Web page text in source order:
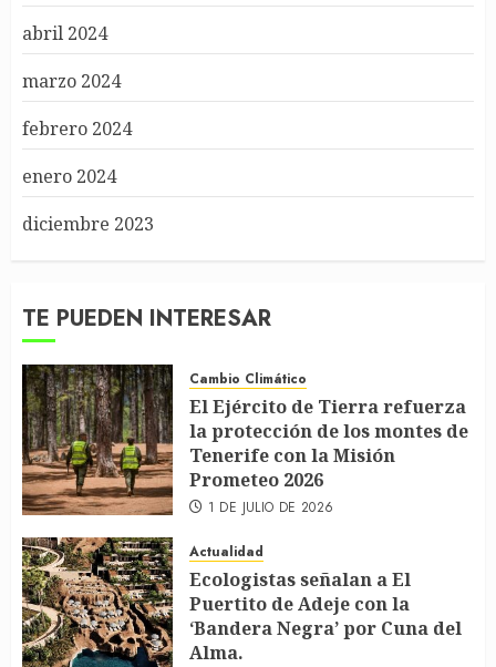
abril 2024
marzo 2024
febrero 2024
enero 2024
diciembre 2023
TE PUEDEN INTERESAR
Cambio Climático
El Ejército de Tierra refuerza
la protección de los montes de
Tenerife con la Misión
Prometeo 2026
1 DE JULIO DE 2026
Actualidad
Ecologistas señalan a El
Puertito de Adeje con la
‘Bandera Negra’ por Cuna del
Alma.